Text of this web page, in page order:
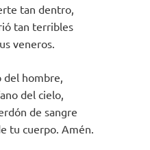
tan dentro,
tan terribles
veneros.
del hombre,
del cielo,
de sangre
tu cuerpo. Amén.